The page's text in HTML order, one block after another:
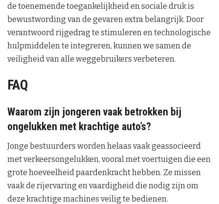
de toenemende toegankelijkheid en sociale druk is
bewustwording van de gevaren extra belangrijk. Door
verantwoord rijgedrag te stimuleren en technologische
hulpmiddelen te integreren, kunnen we samen de
veiligheid van alle weggebruikers verbeteren.
FAQ
Waarom zijn jongeren vaak betrokken bij
ongelukken met krachtige auto’s?
Jonge bestuurders worden helaas vaak geassocieerd
met verkeersongelukken, vooral met voertuigen die een
grote hoeveelheid paardenkracht hebben. Ze missen
vaak de rijervaring en vaardigheid die nodig zijn om
deze krachtige machines veilig te bedienen.